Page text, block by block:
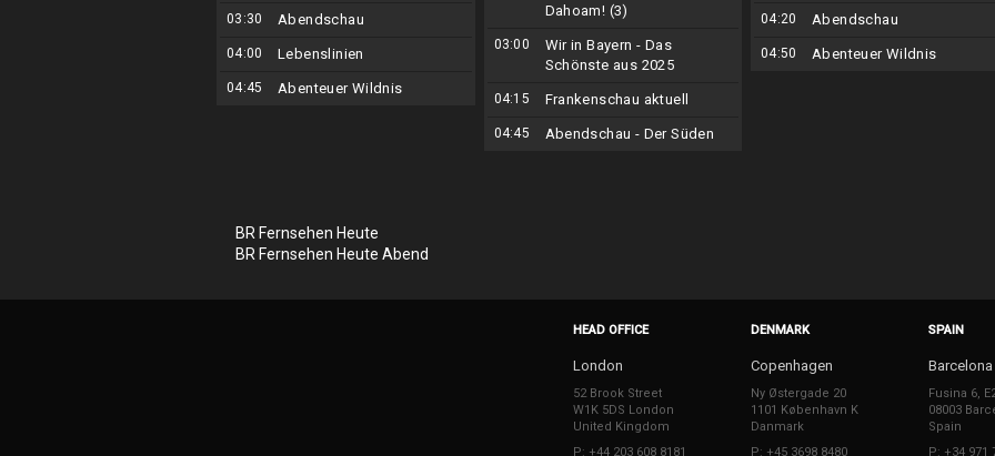
03:30 Abendschau
04:00 Lebenslinien
04:45 Abenteuer Wildnis
Dahoam! (3)
03:00
Wir in Bayern - Das
Schönste aus 2025
04:15 Frankenschau aktuell
04:45 Abendschau - Der Süden
04:20 Abendschau
04:50 Abenteuer Wildnis
BR Fernsehen Heute
BR Fernsehen Heute Abend
HEAD OFFICE
London
52 Brook Street
W1K 5DS London
United Kingdom
P: +44 203 608 8181
DENMARK
Copenhagen
Ny Østergade 20
1101 København K
Danmark
P: +45 3698 8480
SPAIN
Barcelona
Fusina 6,
08003
Spain
P: +34 971